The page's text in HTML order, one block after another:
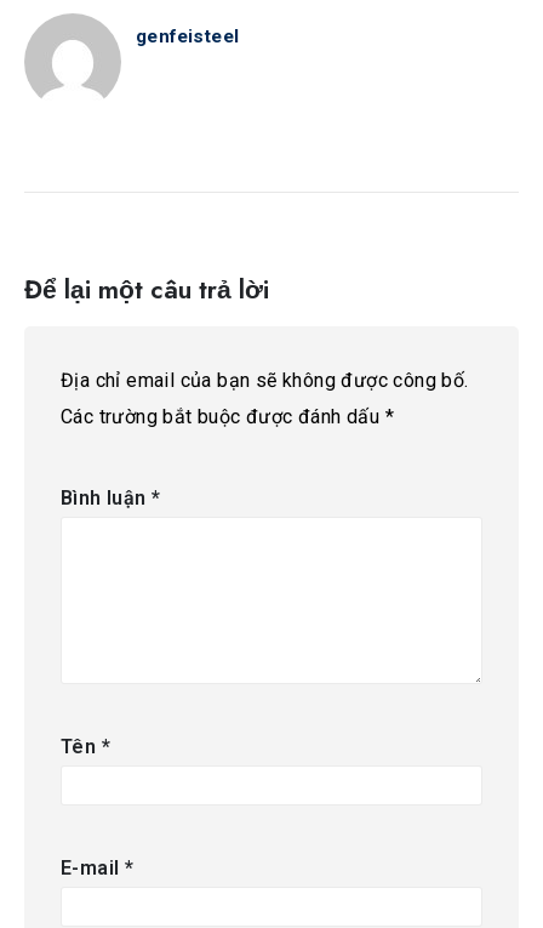
genfeisteel
Để lại một câu trả lời
Địa chỉ email của bạn sẽ không được công bố.
Các trường bắt buộc được đánh dấu *
Bình luận *
Tên *
E-mail *